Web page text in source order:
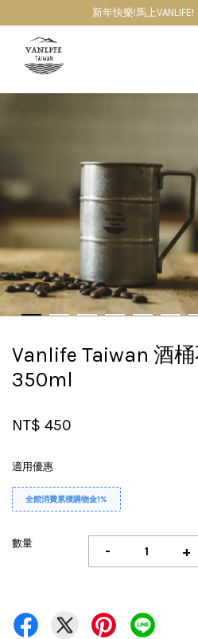
新年快樂!馬上VANLIFE!
Vanlife Taiwan 酒
350ml
NT$ 450
適用優惠
全館消費累積購物金1%
數量 - +
您的購物車目